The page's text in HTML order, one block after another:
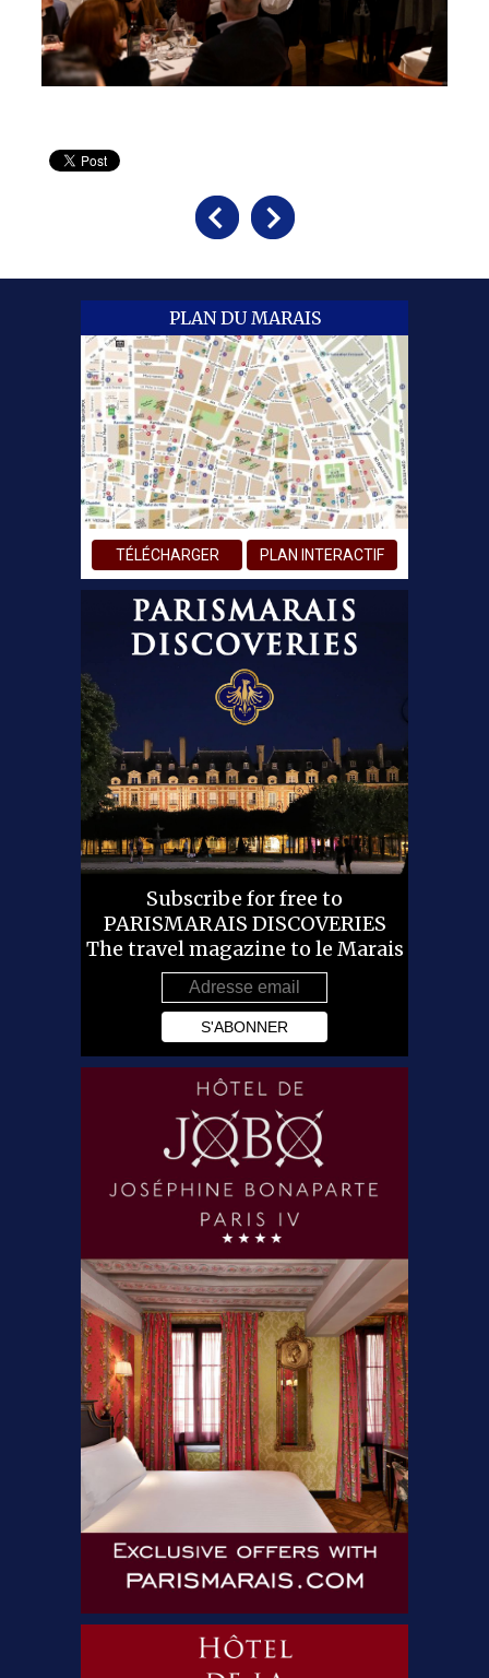
PLAN DU MARAIS
TÉLÉCHARGER PLAN INTERACTIF
Subscribe for free to
PARISMARAIS DISCOVERIES
The travel magazine to le Marais